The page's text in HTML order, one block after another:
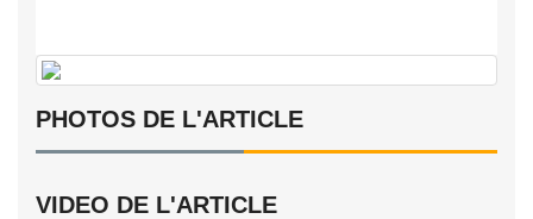
PHOTOS DE L'ARTICLE
VIDEO DE L'ARTICLE